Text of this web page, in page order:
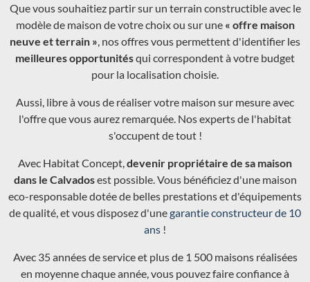
Que vous souhaitiez partir sur un terrain constructible avec le
modèle de maison de votre choix ou sur une « offre maison
neuve et terrain », nos offres vous permettent d'identifier les
meilleures opportunitésqui correspondent à votre budget
pour la localisation choisie.
Aussi, libre à vous de réaliser votre maison sur mesure avec
l'offre que vous aurez remarquée. Nos experts de l'habitat
s'occupent de tout !
Avec Habitat Concept,devenir propriétaire de sa maison
dans le Calvadosest possible. Vous bénéficiez d'une maison
eco-responsable dotée de belles prestations et d'équipements
de qualité, et vous disposez d'unegarantie constructeur de 10
ans !
Avec 35 années de service et plus de 1 500 maisons réalisées
en moyenne chaque année, vous pouvez faire confiance à